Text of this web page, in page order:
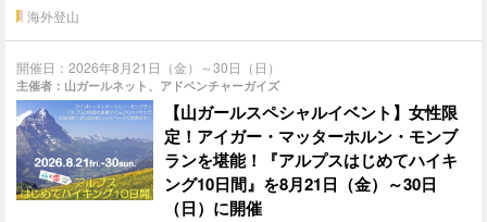
海外登山
開催日：2026年8月21日（金）～30日（日）
主催者：山ガールネット、アドベンチャーガイズ
【山ガールスペシャルイベント】女性限
定！アイガー・マッターホルン・モンブ
ランを堪能！『アルプスはじめてハイキ
ング10日間』を8月21日（金）～30日
（日）に開催